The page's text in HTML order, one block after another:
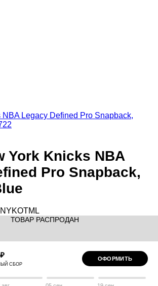
York Knicks NBA
Pro Snapback,
ТОВАР РАСПРОДАН
СБОР
ОФОРМИТЬ